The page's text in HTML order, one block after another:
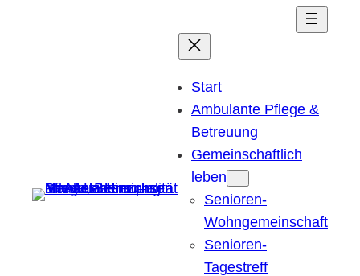
Start
Ambulante Pflege &
Betreuung
Gemeinschaftlich
leben
Senioren-
Wohngemeinschaft
Senioren-
Tagestreff